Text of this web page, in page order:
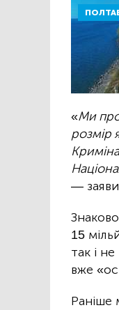
«Ми
розмір
—
15
так і
вже
Раніше